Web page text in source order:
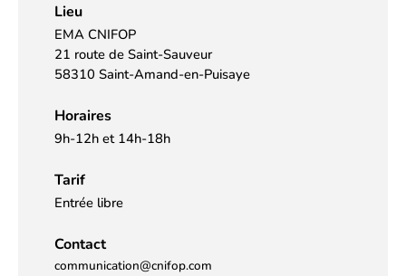
Lieu
EMA CNIFOP
21 route de Saint-Sauveur
58310 Saint-Amand-en-Puisaye
Horaires
9h-12h et 14h-18h
Tarif
Entrée libre
Contact
communication@cnifop.com